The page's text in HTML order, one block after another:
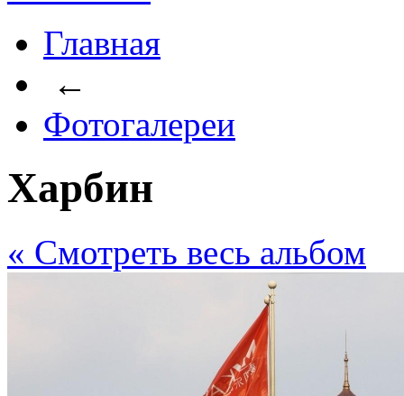
Главная
←
Фотогалереи
Харбин
« Cмотреть весь альбом